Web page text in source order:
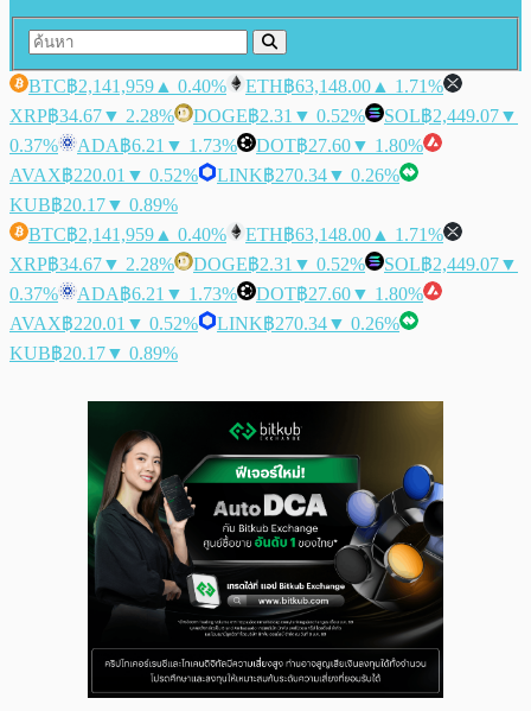
BTC฿2,141,959 ▲ 0.40% ETH฿63,148.00 ▲ 1.71%
XRP฿34.67▼ 2.28% DOGE฿2.31 ▼ 0.52% SOL฿2,449.07▼
0.37%
ADA฿6.21 ▼ 1.73% DOT฿27.60▼ 1.80%
AVAX฿220.01 ▼ 0.52% LINK฿270.34▼ 0.26%
KUB฿20.17▼ 0.89%
BTC฿2,141,959 ▲ 0.40% ETH฿63,148.00 ▲ 1.71%
XRP฿34.67▼ 2.28% DOGE฿2.31 ▼ 0.52% SOL฿2,449.07▼
0.37%
ADA฿6.21 ▼ 1.73% DOT฿27.60▼ 1.80%
AVAX฿220.01 ▼ 0.52% LINK฿270.34▼ 0.26%
KUB฿20.17▼ 0.89%